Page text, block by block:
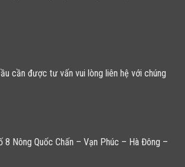
cần được tư vấn vui lòng liên hệ với chúng
8 Nông Quốc Chấn – Vạn Phúc – Hà Đông –